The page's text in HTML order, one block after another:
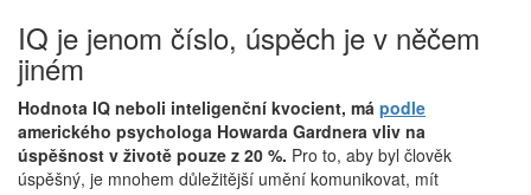
IQ je jenom číslo, úspěch je v něčem
jiném
Hodnota IQ neboli inteligenční kvocient, má podle
amerického psychologa Howarda Gardnera vliv na
úspěšnost v životě pouze z 20 %. Pro to, aby byl člověk
úspěšný, je mnohem důležitější umění komunikovat, mít